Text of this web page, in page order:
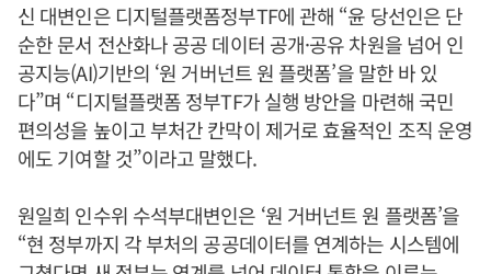
신 대변인은 디지털플랫폼정부TF에 관해 “윤 당선인은 단
순한 문서 전산화나 공공 데이터 공개·공유 차원을 넘어 인
공지능(AI)기반의 ‘원 거버넌트 원 플랫폼’을 말한 바 있
다”며 “디지털플랫폼 정부TF가 실행 방안을 마련해 국민
편의성을 높이고 부처간 칸막이 제거로 효율적인 조직 운영
에도 기여할 것”이라고 말했다.
원일희 인수위 수석부대변인은 ‘원 거버넌트 원 플랫폼’을
“현 정부까지 각 부처의 공공데이터를 연계하는 시스템에